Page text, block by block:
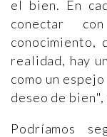
el bien. En
conectar
conocimiento,
realidad, hay
como un
deseo de
Podríamos